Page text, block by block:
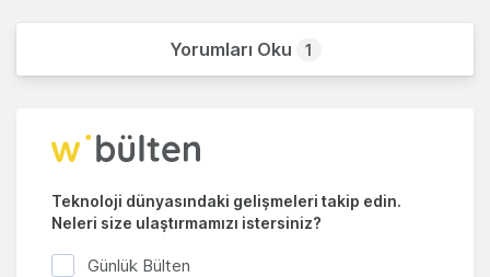
Yorumları Oku 1
Teknoloji dünyasındaki gelişmeleri takip edin.
Neleri size ulaştırmamızı istersiniz?
Günlük Bülten